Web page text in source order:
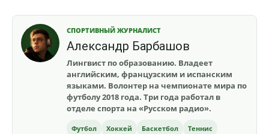
СПОРТИВНЫЙ ЖУРНАЛИСТ
Александр Барбашов
Лингвист по образованию. Владеет
английским, французским и испанским
языками. Волонтер на чемпионате мира по
футболу 2018 года. Три года работал в
отделе спорта на «Русском радио».
Футбол Хоккей Баскетбол
Теннис